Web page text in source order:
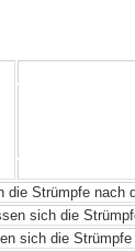
die Strümpfe nach
sich die
sich die